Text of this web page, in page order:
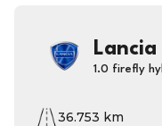
1.0 firefly
36.753 km